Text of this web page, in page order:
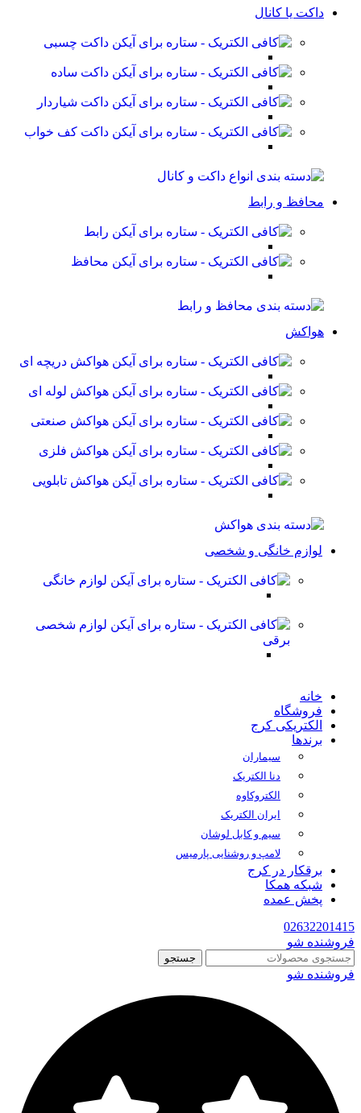
داکت یا کانال
داکت چسبی
داکت ساده
داکت شیاردار
داکت کف خواب
محافظ و رابط
رابط
محافظ
هواکش
هواکش دریچه ای
هواکش لوله ای
هواکش صنعتی
هواکش فلزی
هواکش تابلویی
لوازم خانگی و شخصی
لوازم خانگی
لوازم شخصی
برقی
خانه
فروشگاه
الکتریکی کرج
برندها
سیماران
دنا الکتریک
الکتروکاوه
ایران الکتریک
سیم و کابل لوشان
لامپ و روشنایی پارمیس
برقکار در کرج
شبکه همکا
پخش عمده
02632201415
فروشنده شو
جستجو
فروشنده شو